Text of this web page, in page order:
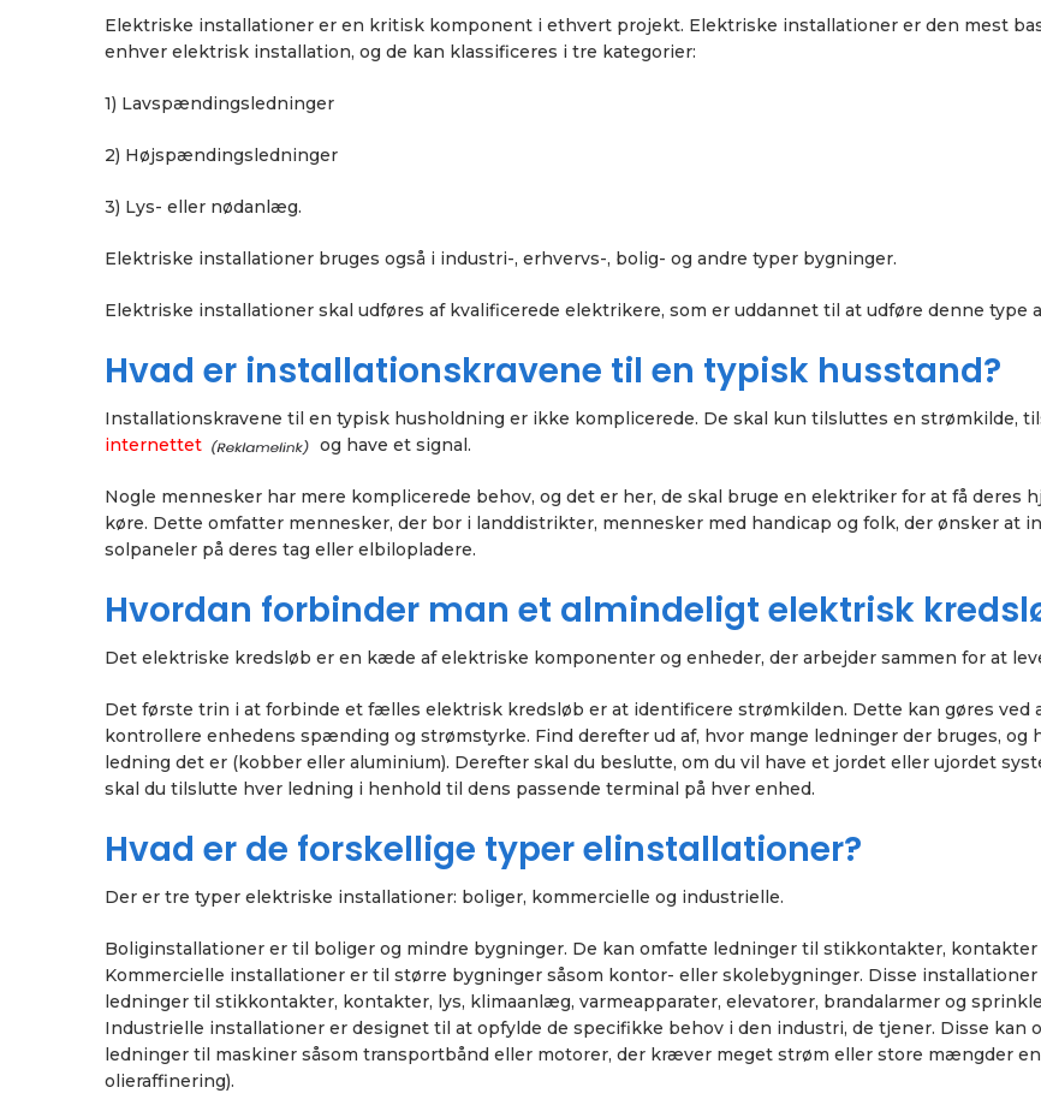
Elektriske installationer er en kritisk komponent i ethvert projekt. Elektriske installationer er den mest
enhver elektrisk installation, og de kan klassificeres i tre kategorier:
1) Lavspændingsledninger
2) Højspændingsledninger
3) Lys- eller nødanlæg.
Elektriske installationer bruges også i industri-, erhvervs-, bolig- og andre typer bygninger.
Elektriske installationer skal udføres af kvalificerede elektrikere, som er uddannet til at udføre denne type
Hvad er installationskravene til en typisk husstand?
Installationskravene til en typisk husholdning er ikke komplicerede. De skal kun tilsluttes en strømkilde,
internettet
og have et signal.
Nogle mennesker har mere komplicerede behov, og det er her, de skal bruge en elektriker for at få deres
køre. Dette omfatter mennesker, der bor i landdistrikter, mennesker med handicap og folk, der ønsker at
solpaneler på deres tag eller elbilopladere.
Hvordan forbinder man et almindeligt elektrisk
Det elektriske kredsløb er en kæde af elektriske komponenter og enheder, der arbejder sammen for at
Det første trin i at forbinde et fælles elektrisk kredsløb er at identificere strømkilden. Dette kan gøres ved
kontrollere enhedens spænding og strømstyrke. Find derefter ud af, hvor mange ledninger der bruges, og
ledning det er (kobber eller aluminium). Derefter skal du beslutte, om du vil have et jordet eller ujordet
skal du tilslutte hver ledning i henhold til dens passende terminal på hver enhed.
Hvad er de forskellige typer elinstallationer?
Der er tre typer elektriske installationer: boliger, kommercielle og industrielle.
Boliginstallationer er til boliger og mindre bygninger. De kan omfatte ledninger til stikkontakter, kontakter
Kommercielle installationer er til større bygninger såsom kontor- eller skolebygninger. Disse
ledninger til stikkontakter, kontakter, lys, klimaanlæg, varmeapparater, elevatorer, brandalarmer og
Industrielle installationer er designet til at opfylde de specifikke behov i den industri, de tjener. Disse kan
ledninger til maskiner såsom transportbånd eller motorer, der kræver meget strøm eller store mængder
olieraffinering).